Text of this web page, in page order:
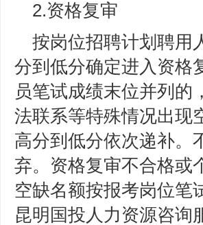
2.资格复审
按岗位招聘计划聘用
分到低分确定进入资格
员笔试成绩末位并列的
法联系等特殊情况出现
高分到低分依次递补。
弃。资格复审不合格或
空缺名额按报考岗位笔
昆明国投人力资源咨询